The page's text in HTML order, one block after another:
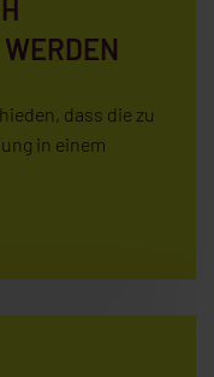
dass die zu
in einem